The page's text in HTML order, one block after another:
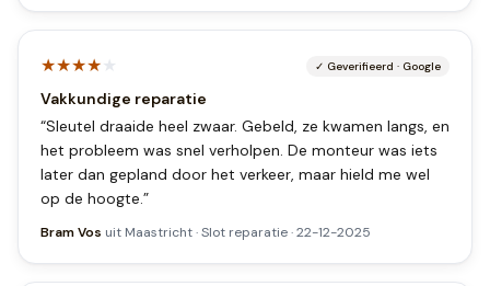
★★★★★ ✓ Geverifieerd · Google
Vakkundige reparatie
“Sleutel draaide heel zwaar. Gebeld, ze kwamen langs, en
het probleem was snel verholpen. De monteur was iets
later dan gepland door het verkeer, maar hield me wel
op de hoogte.”
Bram Vos uit Maastricht·Slot reparatie·22-12-2025